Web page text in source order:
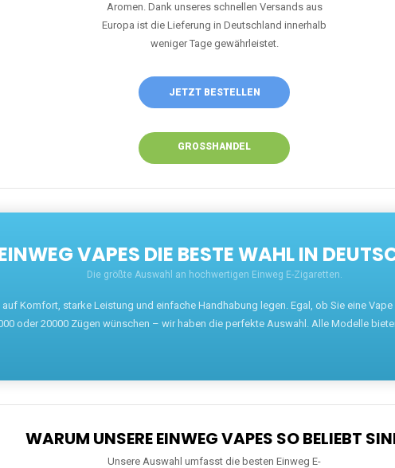
Aromen. Dank unseres schnellen Versands aus
Europa ist die Lieferung in Deutschland innerhalb
weniger Tage gewährleistet.
JETZT BESTELLEN
GROSSHANDEL
VAPES DIE BESTE WAHL IN
Die größte Auswahl an hochwertigen Einweg E-Zigaretten.
Komfort, starke Leistung und einfache Handhabung legen. Egal, ob Sie eine
oder 20000 Zügen wünschen – wir haben die perfekte Auswahl. Alle Modelle
WARUM UNSERE EINWEG VAPES SO BELIEBT
Unsere Auswahl umfasst die besten Einweg E-